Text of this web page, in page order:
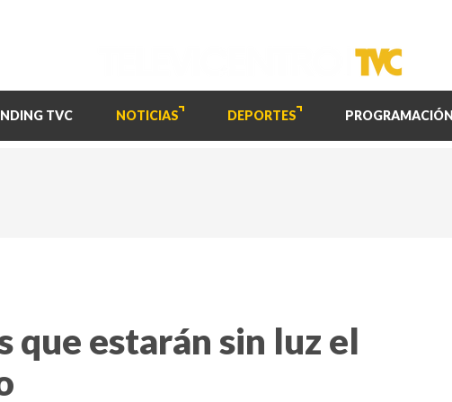
TVC NOTICIAS DEPORTES PROGRAMACIÓN
que estarán sin luz el